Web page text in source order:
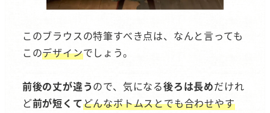
このブラウスの特筆すべき点は、なんと言っても
このデザインでしょう。
前後の丈が違うので、気になる後ろは長めだけれ
ど前が短くてどんなボトムスとでも合わせやす